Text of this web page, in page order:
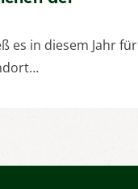
es in diesem Jahr für